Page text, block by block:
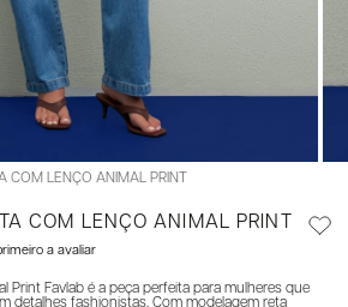
COM LENÇO ANIMAL PRINT
COM LENÇO ANIMAL PRINT
a avaliar
Print Favlab é a peça perfeita para mulheres que
detalhes fashionistas. Com modelagem reta